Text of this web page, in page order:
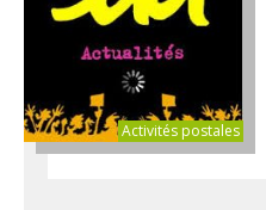
Activités postales